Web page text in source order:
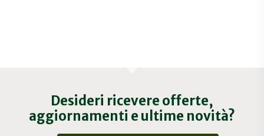
Desideri ricevere offerte,
aggiornamenti e ultime novità?